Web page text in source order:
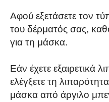
Αφού εξετάσετε τον
του δέρματός σας,
για τη μάσκα.
Εάν έχετε εξαιρετικά
ελέγξετε τη
μάσκα από άργιλο